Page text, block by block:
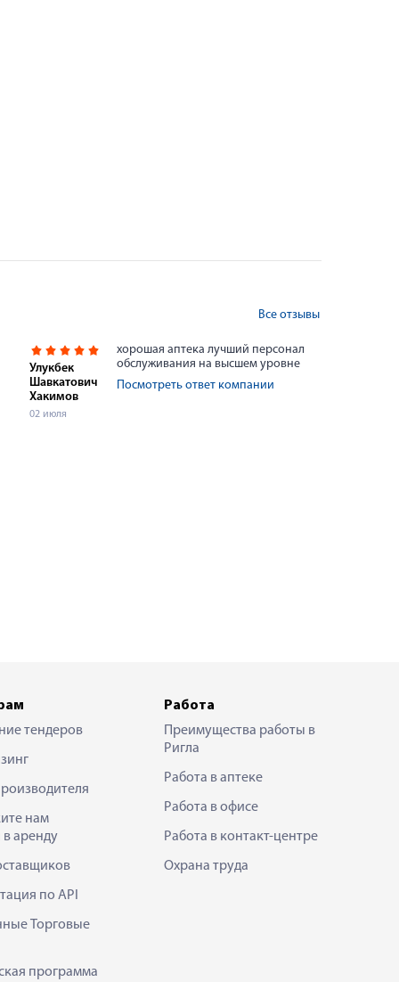
Все отзывы
Улукбек
Шавкатович
Хакимов
02 июля
хорошая аптека лучший персонал
обслуживания на высшем уровне
Посмотреть ответ компании
тендеров
нам
аренду
по API
Торговые
программа
Работа
Преимущества работы в
Ригла
Работа в аптеке
Работа в офисе
Работа в контакт-центре
Охрана труда